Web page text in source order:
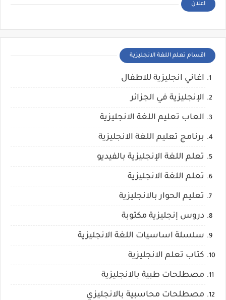
اعلان
اقسام تعلم اللغة الانجليزية
اغاني انجليزية للاطفال
الإنجليزية في الجزائر
العاب تعليم اللغة الانجليزية
برنامج تعليم اللغة الانجليزية
تعلم اللغة الإنجليزية بالفيديو
تعلم اللغة الانجليزية
تعليم الحوار بالانجليزية
دروس إنجليزية مكتوبة
سلسلة اساسيات اللغة الانجليزية
كتاب تعلم الانجليزية
مصطلحات طبية بالانجليزية
مصطلحات محاسبية بالانجليزي